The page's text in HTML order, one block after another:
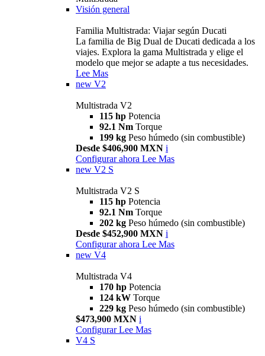
Visión general
Familia Multistrada: Viajar según Ducati
La familia de Big Dual de Ducati dedicada a los
viajes. Explora la gama Multistrada y elige el
modelo que mejor se adapte a tus necesidades.
Lee Mas
new V2
Multistrada V2
115 hp Potencia
92.1 Nm Torque
199 kg Peso húmedo (sin combustible)
Desde $406,900 MXN i
Configurar ahora Lee Mas
new V2 S
Multistrada V2 S
115 hp Potencia
92.1 Nm Torque
202 kg Peso húmedo (sin combustible)
Desde $452,900 MXN i
Configurar ahora Lee Mas
new V4
Multistrada V4
170 hp Potencia
124 kW Torque
229 kg Peso húmedo (sin combustible)
$473,900 MXN i
Configurar Lee Mas
V4 S